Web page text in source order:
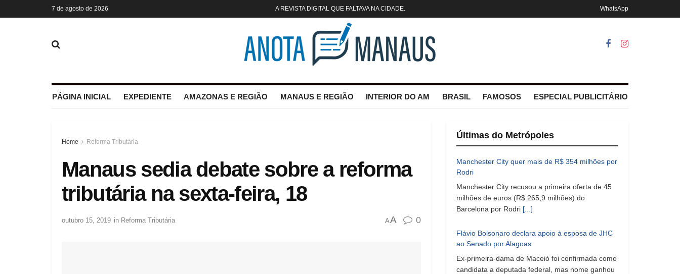
7 de agosto de 2026 A REVISTA DIGITAL QUE FALTAVA NA CIDADE. WhatsApp
PÁGINA INICIAL EXPEDIENTE AMAZONAS E REGIÃO MANAUS E REGIÃO INTERIOR DO AM BRASIL FAMOSOS ESPECIAL PUBLICITÁRIO
Home Reforma Tributária
Manaus sedia debate sobre a reforma
tributária na sexta-feira, 18
outubro 15, 2019 in Reforma Tributária AA 0
Últimas do Metrópoles
Manchester City quer mais de R$ 354 milhões por
Rodri
Manchester City recusou a primeira oferta de 45
milhões de euros (R$ 265,9 milhões) do
Barcelona por Rodri [...]
Flávio Bolsonaro declara apoio à esposa de JHC
ao Senado por Alagoas
Ex-primeira-dama de Maceió foi confirmada como
candidata a deputada federal, mas nome ganhou